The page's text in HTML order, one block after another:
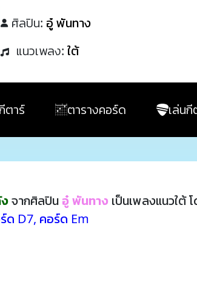
ศิลปิน: อู๋ พันทาง
แนวเพลง: ใต้
ตาร์ ตารางคอร์ด เล่น
จากศิลปิน อู๋ พันทาง เป็นเพลงแนวใต้
ด D7, คอร์ด Em